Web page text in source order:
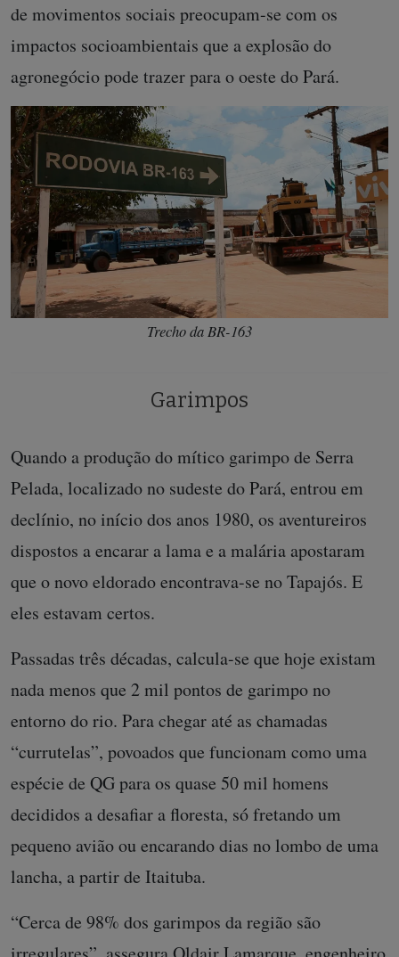
de movimentos sociais preocupam-se com os
impactos socioambientais que a explosão do
agronegócio pode trazer para o oeste do Pará.
Trecho da BR-163
Garimpos
Quando a produção do mítico garimpo de Serra
Pelada, localizado no sudeste do Pará, entrou em
declínio, no início dos anos 1980, os aventureiros
dispostos a encarar a lama e a malária apostaram
que o novo eldorado encontrava-se no Tapajós. E
eles estavam certos.
Passadas três décadas, calcula-se que hoje existam
nada menos que 2 mil pontos de garimpo no
entorno do rio. Para chegar até as chamadas
“currutelas”, povoados que funcionam como uma
espécie de QG para os quase 50 mil homens
decididos a desafiar a floresta, só fretando um
pequeno avião ou encarando dias no lombo de uma
lancha, a partir de Itaituba.
“Cerca de 98% dos garimpos da região são